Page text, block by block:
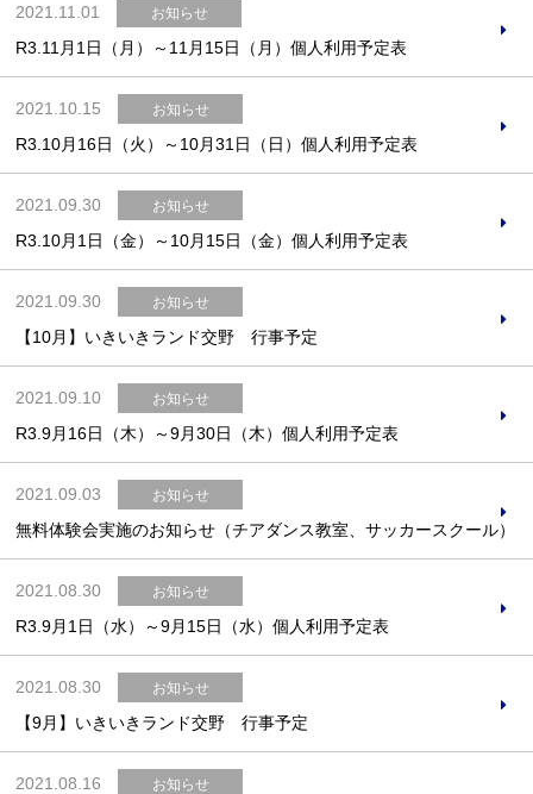
2021.11.01 お知らせ
R3.11月1日（月）～11月15日（月）個人利用予定表
2021.10.15 お知らせ
R3.10月16日（火）～10月31日（日）個人利用予定表
2021.09.30 お知らせ
R3.10月1日（金）～10月15日（金）個人利用予定表
2021.09.30 お知らせ
【10月】いきいきランド交野 行事予定
2021.09.10 お知らせ
R3.9月16日（木）～9月30日（木）個人利用予定表
2021.09.03 お知らせ
無料体験会実施のお知らせ（チアダンス教室、サッカースクール）
2021.08.30 お知らせ
R3.9月1日（水）～9月15日（水）個人利用予定表
2021.08.30 お知らせ
【9月】いきいきランド交野 行事予定
2021.08.16 お知らせ